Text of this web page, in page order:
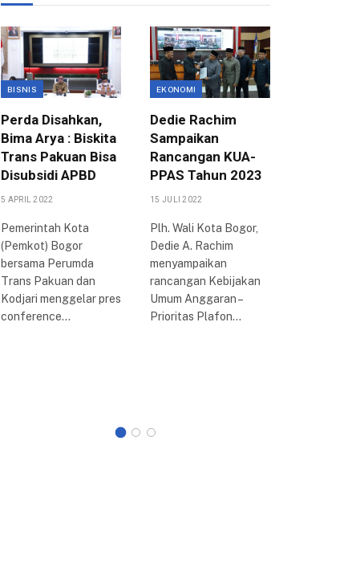
BISNIS
Perda Disahkan,
Bima Arya : Biskita
Trans Pakuan Bisa
Disubsidi APBD
5 APRIL 2022
Pemerintah Kota
(Pemkot) Bogor
bersama Perumda
Trans Pakuan dan
Kodjari menggelar pres
conference…
EKONOMI
Dedie Rachim
Sampaikan
Rancangan KUA-
PPAS Tahun 2023
15 JULI 2022
Plh. Wali Kota Bogor,
Dedie A. Rachim
menyampaikan
rancangan Kebijakan
Umum Anggaran –
Prioritas Plafon…